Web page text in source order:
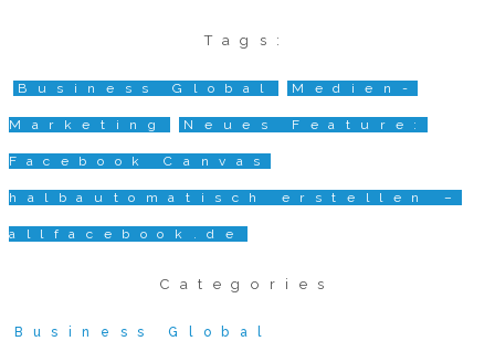
Tags:
Business Global Medien-
Marketing Neues Feature:
Facebook Canvas
halbautomatisch erstellen –
allfacebook.de
Categories
Business Global